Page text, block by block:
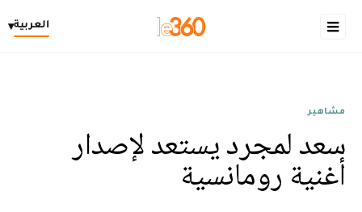
العربية▾
مشاهير
سعد لمجرد يستعد لإصدار
أغنية رومانسية